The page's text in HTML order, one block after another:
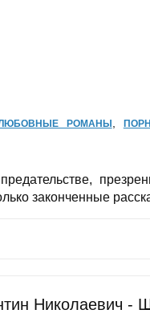
РОМАНЫ
законченные
Николаевич -